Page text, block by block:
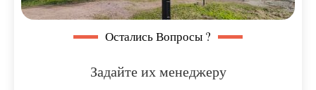
Остались Вопросы ?
Задайте их менеджеру